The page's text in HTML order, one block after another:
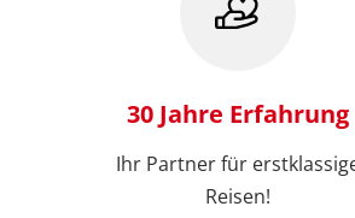
30 Jahre Erfahrung
Ihr Partner für
Reisen!